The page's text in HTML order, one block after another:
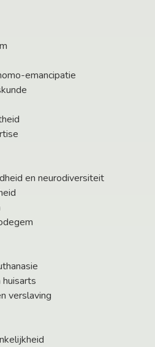
emancipatie
en neurodiversiteit
verslaving